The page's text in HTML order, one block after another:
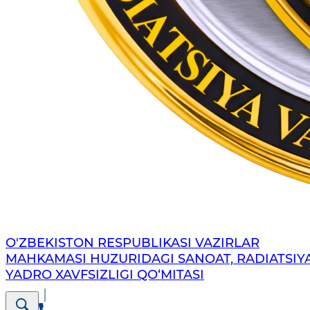
O'ZBEKISTON RESPUBLIKASI VAZIRLAR
MAHKAMASI HUZURIDAGI SANOAT,
YADRO XAVFSIZLIGI QO‘MITASI